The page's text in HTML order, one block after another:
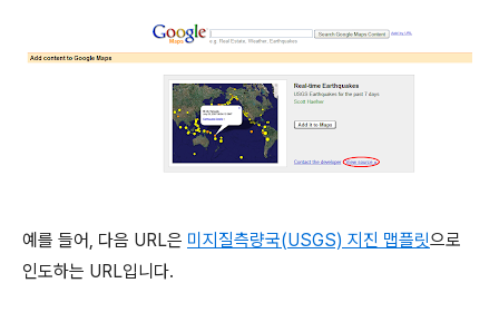
예를 들어, 다음 URL은 미지질측량국(USGS) 지진 맵플릿으로
인도하는 URL입니다.